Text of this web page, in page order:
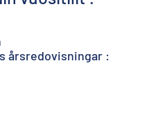
årsredovisningar :